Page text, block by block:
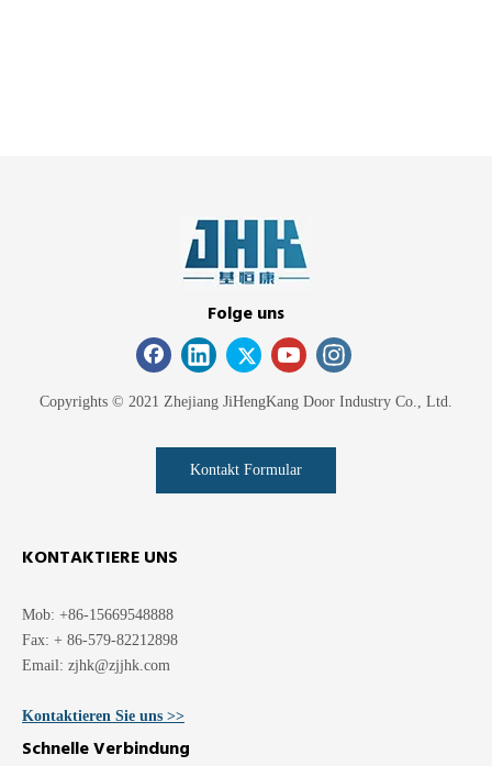
Folge uns
Copyrights © 2021 Zhejiang JiHengKang Door Industry Co., Ltd.
Kontakt Formular
KONTAKTIERE UNS
Mob: +86-15669548888
Fax: + 86-579-82212898
Email: zjhk@zjjhk.com
Kontaktieren Sie uns >>
Schnelle Verbindung